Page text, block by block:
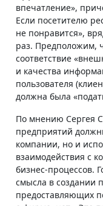
впечатление»,
Если посетителю
не понравится»,
раз. Предположим,
соответствие
и качества
пользователя
должна была
По мнению Сергея
предприятий
компании, но и
взаимодействия с
бизнес-процессов.
смысла в создании
предоставляющих